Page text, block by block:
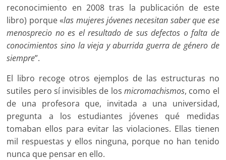
reconocimiento en 2008 tras la publicación de este
libro) porque «las mujeres jóvenes necesitan saber que ese
menosprecio no es el resultado de sus defectos o falta de
conocimientos sino la vieja y aburrida guerra de género de
siempre”.
El libro recoge otros ejemplos de las estructuras no
sutiles pero sí invisibles de losmicromachismos, como el
de una profesora que, invitada a una universidad,
pregunta a los estudiantes jóvenes qué medidas
tomaban ellos para evitar las violaciones. Ellas tienen
mil respuestas y ellos ninguna, porque no han tenido
nunca que pensar en ello.